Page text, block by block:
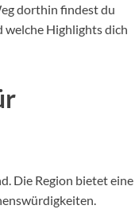
dorthin findest du
welche Highlights dich
Die Region bietet eine